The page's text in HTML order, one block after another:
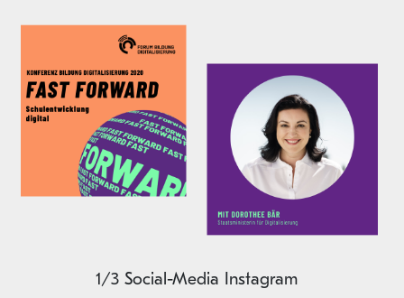
1/3 Social-Media Instagram